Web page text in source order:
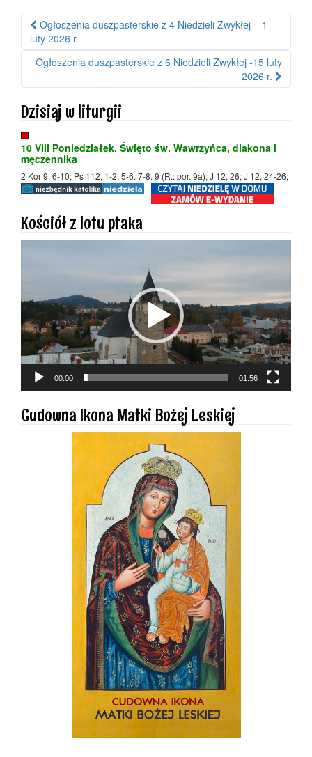
Nawigacja po wpisie
Ogłoszenia duszpasterskie z 4 Niedzieli Zwykłej – 1
luty 2026 r.
Ogłoszenia duszpasterskie z 6 Niedzieli Zwykłej -15 luty
2026 r.
Dzisiaj w liturgii
10 VIII Poniedziałek. Święto św. Wawrzyńca, diakona i
męczennika
2 Kor 9, 6-10; Ps 112, 1-2. 5-6. 7-8. 9 (R.: por. 9a); J 12, 26; J 12, 24-26;
Kościół z lotu ptaka
00:00 01:56
Cudowna Ikona Matki Bożej Leskiej